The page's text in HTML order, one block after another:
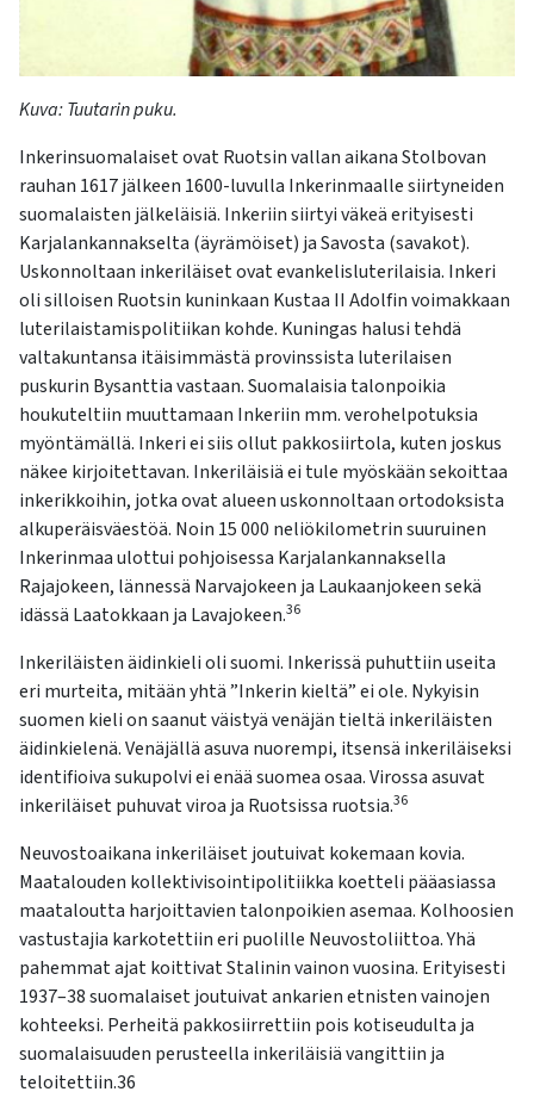
Kuva:Tuutarinpuku.
Inkerinsuomalaiset ovat Ruotsin vallan aikana Stolbovan
rauhan 1617 jälkeen 1600-luvulla Inkerinmaalle siirtyneiden
suomalaisten jälkeläisiä. Inkeriin siirtyi väkeä erityisesti
Karjalankannakselta (äyrämöiset) ja Savosta (savakot).
Uskonnoltaan inkeriläiset ovat evankelisluterilaisia. Inkeri
oli silloisen Ruotsin kuninkaan Kustaa II Adolfin voimakkaan
luterilaistamispolitiikan kohde. Kuningas halusi tehdä
valtakuntansa itäisimmästä provinssista luterilaisen
puskurin Bysanttia vastaan. Suomalaisia talonpoikia
houkuteltiin muuttamaan Inkeriin mm. verohelpotuksia
myöntämällä. Inkeri ei siis ollut pakkosiirtola, kuten joskus
näkee kirjoitettavan. Inkeriläisiä ei tule myöskään sekoittaa
inkerikkoihin, jotka ovat alueen uskonnoltaan ortodoksista
alkuperäisväestöä. Noin 15 000 neliökilometrin suuruinen
Inkerinmaa ulottui pohjoisessa Karjalankannaksella
Rajajokeen, lännessä Narvajokeen ja Laukaanjokeen sekä
idässä Laatokkaan ja Lavajokeen.36
Inkeriläisten äidinkieli oli suomi. Inkerissä puhuttiin useita
eri murteita, mitään yhtä ”Inkerin kieltä” ei ole. Nykyisin
suomen kieli on saanut väistyä venäjän tieltä inkeriläisten
äidinkielenä. Venäjällä asuva nuorempi, itsensä inkeriläiseksi
identifioiva sukupolvi ei enää suomea osaa. Virossa asuvat
inkeriläiset puhuvat viroa ja Ruotsissa ruotsia.36
Neuvostoaikana inkeriläiset joutuivat kokemaan kovia.
Maatalouden kollektivisointipolitiikka koetteli pääasiassa
maataloutta harjoittavien talonpoikien asemaa. Kolhoosien
vastustajia karkotettiin eri puolille Neuvostoliittoa. Yhä
pahemmat ajat koittivat Stalinin vainon vuosina. Erityisesti
1937–38 suomalaiset joutuivat ankarien etnisten vainojen
kohteeksi. Perheitä pakkosiirrettiin pois kotiseudulta ja
suomalaisuuden perusteella inkeriläisiä vangittiin ja
teloitettiin.36